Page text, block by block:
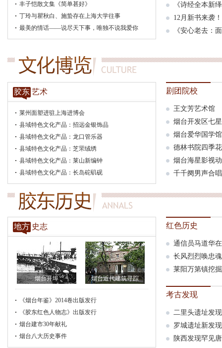
丰子恺散文集《简单甚好》
丁玲与瞿秋白、施蛰存在上海大学往事
最美的情话——说尽天下事，唯独不说我爱你
《诗经全本新
12月新书来袭
《安心老去：
胶东 艺术
莱州面塑进驻上海进博会
县域特色文化产品：招远金银饰品
县域特色文化产品：龙口管乐器
县域特色文化产品：芝罘绒绣
县域特色文化产品：莱山新编钟
县域特色文化产品：长岛砣矶砚
剧团院校
王文芳艺术馆
烟台开发区七
烟台爱华国学馆
德林书院四季
烟台海星影视
千千阕男声合
地方 史志
烟台开埠 烟台近代建筑寻踪
《烟台年鉴》2014卷出版发行
《胶东红色人物志》出版发行
烟台建市30年献礼
烟台八大历史事件
红色历史
通信员马道华
长风烈烈唤忠魂
莱阳万第镇挖
考古发现
二里头遗址发
罗城遗址新发
陕西发现罕见